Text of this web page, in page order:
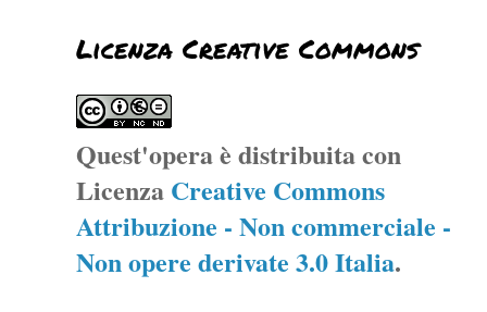
Licenza Creative Commons
Quest'opera è distribuita con
Licenza Creative Commons
Attribuzione - Non commerciale -
Non opere derivate 3.0 Italia.